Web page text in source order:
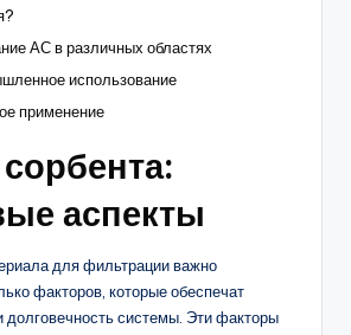
АС в различных областях
использование
применение
аспекты
для фильтрации важно
факторов, которые обеспечат
системы. Эти факторы